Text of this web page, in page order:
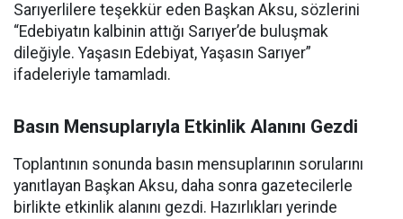
Sarıyerlilere teşekkür eden Başkan Aksu, sözlerini
“Edebiyatın kalbinin attığı Sarıyer’de buluşmak
dileğiyle. Yaşasın Edebiyat, Yaşasın Sarıyer”
ifadeleriyle tamamladı.
Basın Mensuplarıyla Etkinlik Alanını Gezdi
Toplantının sonunda basın mensuplarının sorularını
yanıtlayan Başkan Aksu, daha sonra gazetecilerle
birlikte etkinlik alanını gezdi. Hazırlıkları yerinde